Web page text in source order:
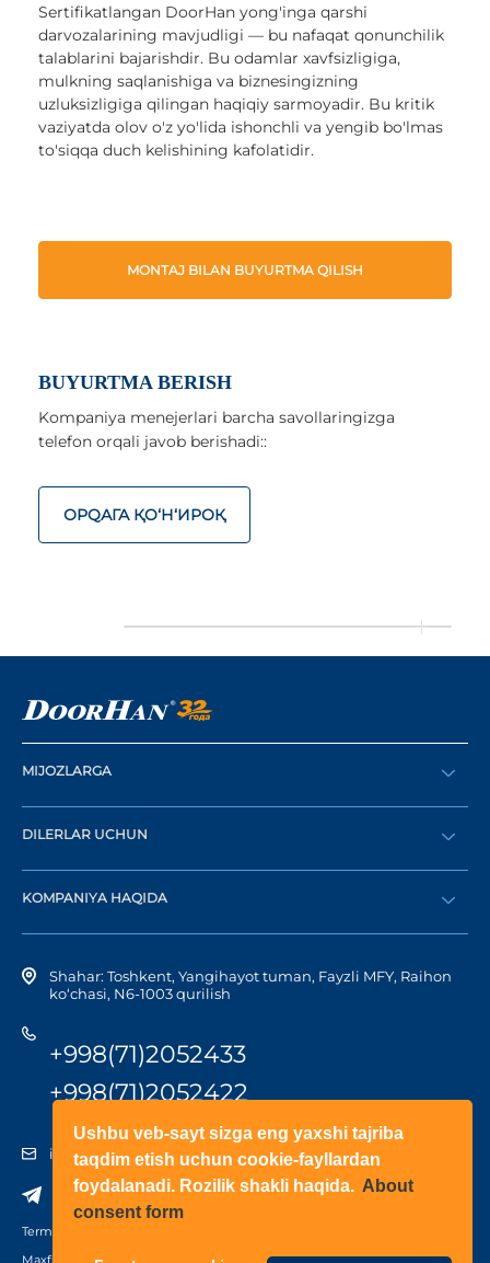
Ushbu veb-sayt sizga eng yaxshi tajriba
taqdim etish uchun cookie-fayllardan
foydalanadi. Rozilik shakli haqida. About
consent form
Sertifikatlangan DoorHan yong'inga qarshi
darvozalarining mavjudligi — bu nafaqat qonunchilik
talablarini bajarishdir. Bu odamlar xavfsizligiga,
mulkning saqlanishiga va biznesingizning
uzluksizligiga qilingan haqiqiy sarmoyadir. Bu kritik
vaziyatda olov o'z yo'lida ishonchli va yengib bo'lmas
to'siqqa duch kelishining kafolatidir.
MONTAJ BILAN BUYURTMA QILISH
BUYURTMA BERISH
Kompaniya menejerlari barcha savollaringizga
telefon orqali javob berishadi::
ОРQАГА ҚO‘Н‘ИРОҚ
MIJOZLARGA
Buyurtma berish
DILERLAR UCHUN
Diler bo‘lish
Shaxsiy kabinetga kirish
KOMPANIYA HAQIDA
Kompaniya tarixi
Shahar: Toshkent, Yangihayot tuman, Fayzli MFY, Raihon
ko‘chasi, N6-1003 qurilish
+998(71)2052433
+998(71)2052422
info@doorhan.uz
Terms of use
Maxfiylik siyosati